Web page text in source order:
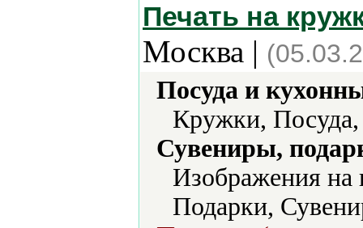
Печать на
Москва |
Посуда и
Кружки,
Сувениры,
Изображения на
Подарки,